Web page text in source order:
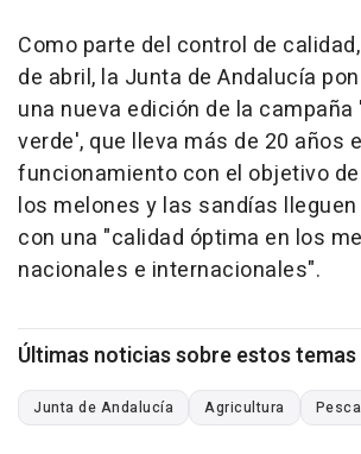
Como parte del control de
de abril, la Junta de Andalucía
una nueva edición de la
verde', que lleva más de 20 años
funcionamiento con el objetivo
los melones y las sandías
con una "calidad óptima en los
nacionales e internacionales".
Últimas noticias sobre estos temas
Junta de Andalucía Agricultura Pesca